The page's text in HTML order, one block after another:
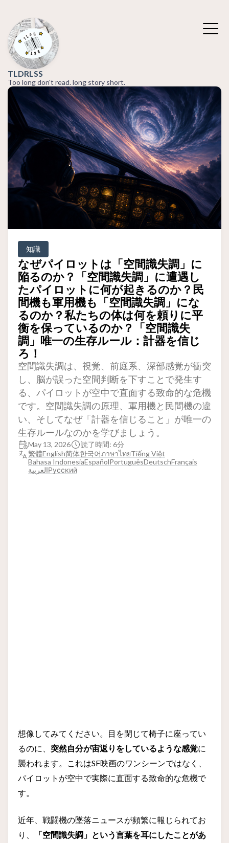
TLDRLSS
Too long don't read. long story short.
知識
なぜパイロットは「空間識失調」に
陥るのか？「空間識失調」に遭遇し
たパイロットに何が起きるのか？民
間機も軍用機も「空間識失調」にな
るのか？私たちの体は何を頼りに平
衡を保っているのか？「空間識失
調」唯一の生存ルール：計器を信じ
ろ！
空間識失調は、視覚、前庭系、深部感覚が衝突
し、脳が誤った空間判断を下すことで発生す
る、パイロットが空中で直面する致命的な危機
です。空間識失調の原理、軍用機と民間機の違
い、そしてなぜ「計器を信じること」が唯一の
生存ルールなのかを学びましょう。
May 13, 2026
読了時間: 6分
繁體English简体한국어ภาษาไทยTiếng Việt
Bahasa IndonesiaEspañolPortuguêsDeutschFrançais
العربيةРусский
想像してみてください。目を閉じて椅子に座ってい
るのに、 突然自分が宙返りをしているような感覚に
襲われます。これはSF映画のワンシーンではなく、
パイロットが空中で実際に直面する致命的な危機で
す。
近年、戦闘機の墜落ニュースが頻繁に報じられてお
り、
「空間識失調」 という言葉を耳にしたことがあ